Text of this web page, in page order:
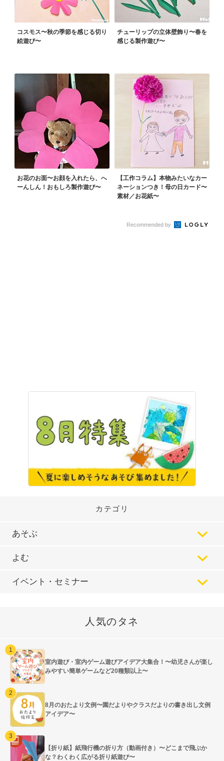
コスモス〜秋の季節を感じる切り
絵遊び〜
チューリップの立体壁飾り〜春を
感じる製作遊び〜
お花のお面〜お顔を入れたら、へ
ーんしん！おもしろ製作遊び〜
【工作コラム】本物みたいなカー
ネーションつき！母の日カード〜
素材／お花紙〜
Recommended by
カテゴリ
あそぶ
よむ
イベント・セミナー
人気のタネ
室内遊び・室内ゲーム遊びアイデア大集合！〜幼児さんが楽し
みやすい簡単ゲームなど20種類以上〜
8月のおたより文例〜園だよりやクラスだよりの書き出し文例
アイデア〜
【折り紙】紙飛行機の折り方（動画付き）〜どこまで飛ぶか
な？わくわく広がる折り紙遊び〜